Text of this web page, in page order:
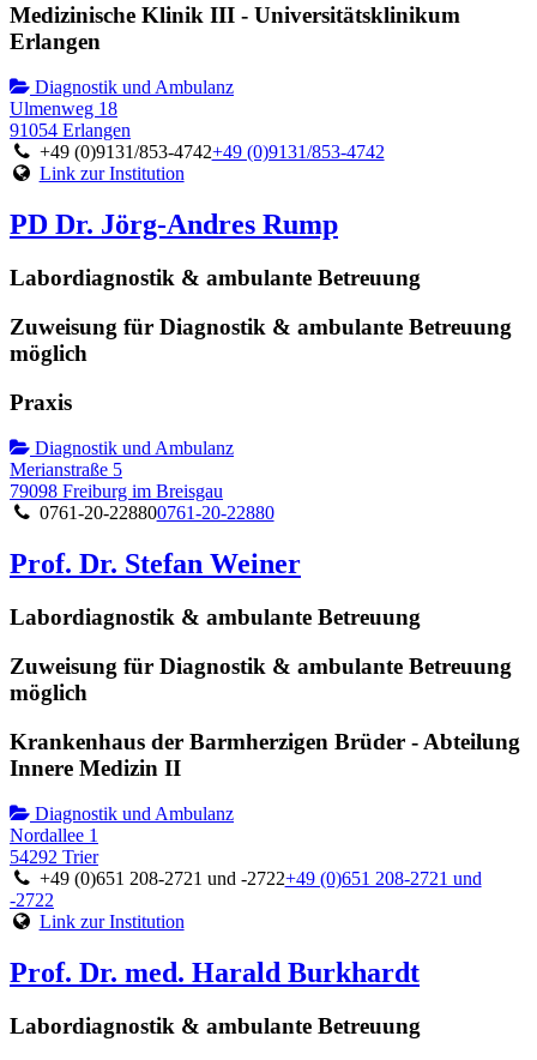
Medizinische Klinik III - Universitätsklinikum
Erlangen
Diagnostik und Ambulanz
Ulmenweg 18
91054 Erlangen
+49 (0)9131/853-4742+49 (0)9131/853-4742
Link zur Institution
PD Dr. Jörg-Andres Rump
Labordiagnostik & ambulante Betreuung
Zuweisung für Diagnostik & ambulante Betreuung
möglich
Praxis
Diagnostik und Ambulanz
Merianstraße 5
79098 Freiburg im Breisgau
0761-20-228800761-20-22880
Prof. Dr. Stefan Weiner
Labordiagnostik & ambulante Betreuung
Zuweisung für Diagnostik & ambulante Betreuung
möglich
Krankenhaus der Barmherzigen Brüder - Abteilung
Innere Medizin II
Diagnostik und Ambulanz
Nordallee 1
54292 Trier
+49 (0)651 208-2721 und -2722+49 (0)651 208-2721 und
-2722
Link zur Institution
Prof. Dr. med. Harald Burkhardt
Labordiagnostik & ambulante Betreuung